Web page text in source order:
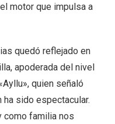
motor que impulsa a
quedó reflejado en
apoderada del nivel
quien señaló
ha sido espectacular.
como familia nos